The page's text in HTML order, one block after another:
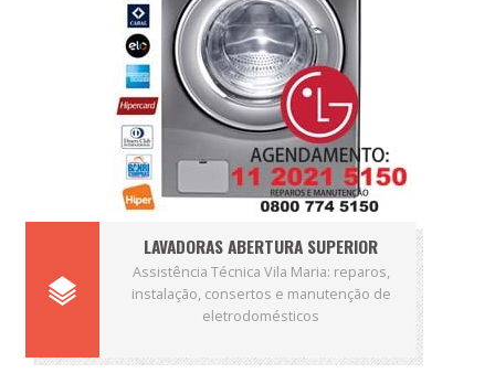
LAVADORAS ABERTURA SUPERIOR
Assistência Técnica Vila Maria: reparos,
instalação, consertos e manutenção de
eletrodomésticos